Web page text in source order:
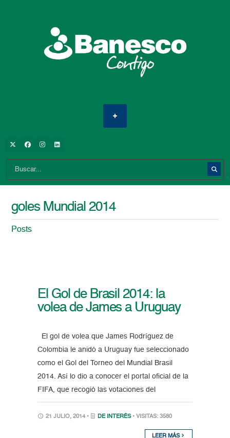
goles Mundial 2014
Posts
El Gol de Brasil 2014: la
volea de James a Uruguay
El gol de volea que James Rodríguez de
Colombia le anidó a Uruguay fue seleccionado
como el Gol del Torneo del Mundial Brasil
2014. Así lo dio a conocer el portal oficial de la
FIFA, que recogió las votaciones del
21 JULIO, 2014 • DE INTERÉS • VISITAS: 3580
LEER MÁS